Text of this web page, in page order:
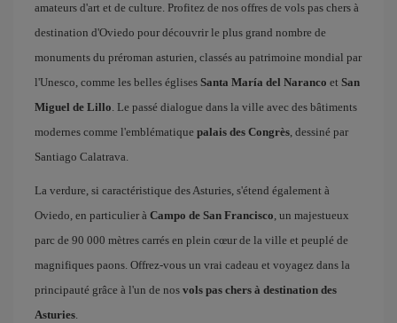
amateurs d'art et de culture. Profitez de nos offres de vols pas chers à
destination d'Oviedo pour découvrir le plus grand nombre de
monuments du préroman asturien, classés au patrimoine mondial par
l'Unesco, comme les belles églises Santa María del Naranco et San
Miguel de Lillo. Le passé dialogue dans la ville avec des bâtiments
modernes comme l'emblématique palais des Congrès, dessiné par
Santiago Calatrava.
La verdure, si caractéristique des Asturies, s'étend également à
Oviedo, en particulier à Campo de San Francisco, un majestueux
parc de 90 000 mètres carrés en plein cœur de la ville et peuplé de
magnifiques paons. Offrez-vous un vrai cadeau et voyagez dans la
principauté grâce à l'un de nos vols pas chers à destination des
Asturies.